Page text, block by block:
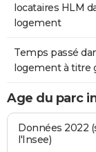
locataires HLM
logement
Temps passé
logement à titre
Age du parc
Données 2022
l'Insee)